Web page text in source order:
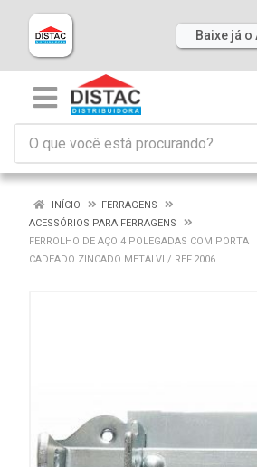
Baixe já o
INÍCIO
FERRAGENS
ACESSÓRIOS PARA FERRAGENS
FERROLHO DE AÇO 4 POLEGADAS COM PORTA
CADEADO ZINCADO METALVI / REF.2006